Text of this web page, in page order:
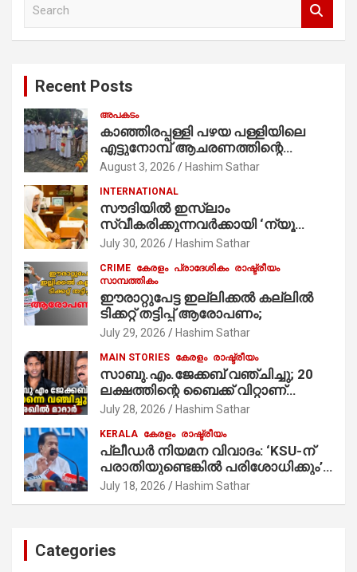
Recent Posts
അപകടം
കാഞ്ഞിരപ്പള്ളി പഴയ പള്ളിയിലെ
എട്ടുനോമ്പ് ആചരണത്തിന്റെ
ഭാഗമായുള്ള പന്തലിന്റെ കാൽനാട്ട്
കുര്യൻ താമരശ്ശേരി
നിർവഹിക്കുന്നു.
August 3, 2026 Hashim Sathar
INTERNATIONAL
സൗദിയില്‍ ഇസ്‌ലാം
സ്വീകരിക്കുന്നവര്‍ക്കായി ‘ന്യൂ
മുസ്ലിം’ ഡിജിറ്റല്‍ കാര്‍ഡ് സേവനം
July 30, 2026 Hashim Sathar
CRIME കേരളം പ്രാദേശികം രാഷ്ട്രീയം
സാമ്പത്തികം
ഈരാറ്റുപേട്ട ഇല്ലിക്കൽ കല്ലിൽ
ടിക്കറ്റ് തട്ടിപ്പ് ആരോപണം;
July 29, 2026 Hashim Sathar
MAIN STORIES കേരളം രാഷ്ട്രീയം
സാബു.എം.ജേക്കബ് വഞ്ചിച്ചു; 20
ലക്ഷത്തിന്റെ ബൈക്ക് വിറ്റാണ്
തൃക്കാക്കരയില്‍ മത്സരിച്ചത്!
മാത്രമാണ് ഉണ്ടായിരുന്നത്;
സാബുവിന്റേത് വ്യക്തിപരമായ
നേട്ടത്തിനുള്ള പാര്‍ട്ടി; ഇപ്പോള്‍
ഫോണ്‍ വിളിച്ചാല്‍ എടുക്കില്ല;
തിരഞ്ഞെടുപ്പിലെ ദുരനുഭവങ്ങള്‍
July 28, 2026 Hashim Sathar
KERALA കേരളം രാഷ്ട്രീയം
പ്ലീഡർ നിയമന വിവാദം: ‘KSU-ന്
പരാതിയുണ്ടെങ്കിൽ പരിശോധിക്കും’;
രമേശ് ചെന്നിത്തല
July 18, 2026 Hashim Sathar
Categories